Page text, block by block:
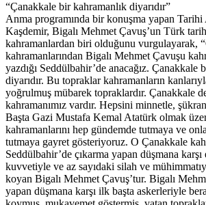
“Çanakkale bir kahramanlık diyarıdır”
Anma programında bir konuşma yapan Tarihi
Kaşdemir, Bigalı Mehmet Çavuş’un Türk
kahramanlardan biri olduğunu vurgulayarak,
kahramanlarından Bigalı Mehmet Çavuşu
yazdığı Seddülbahir’de anacağız. Çanakkale
diyarıdır. Bu topraklar kahramanların
yoğrulmuş mübarek topraklardır. Çanakkale
kahramanımız vardır. Hepsini minnetle,
Başta Gazi Mustafa Kemal Atatürk olmak
kahramanlarını hep gündemde tutmaya ve
tutmaya gayret gösteriyoruz. O Çanakkale
Seddülbahir’de çıkarma yapan düşmana
kuvvetiyle ve az sayıdaki silah ve
koyan Bigalı Mehmet Çavuş’tur. Bigalı
yapan düşmana karşı ilk başta askerleriyle